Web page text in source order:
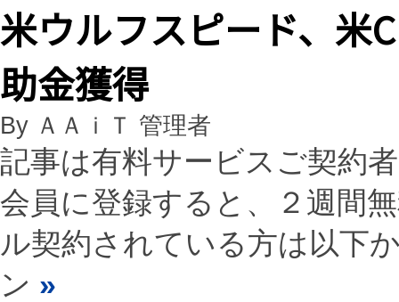
米ウルフスピード、米
助金獲得
By ＡＡｉＴ 管理者
記事は有料サービスご契約
会員に登録すると、２週間
ル契約されている方は以下
ン »